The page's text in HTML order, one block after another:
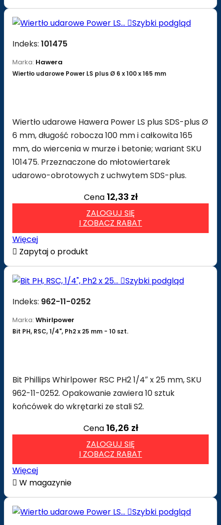
Szybki podgląd
Indeks: 101475
Marka: Hawera
Wiertło udarowe Power LS plus Ø 6 x 100 x 165 mm
Wiertło udarowe Hawera Power LS plus SDS-plus Ø
6 mm, długość robocza 100 mm i całkowita 165
mm, do wiercenia w murze i betonie; wariant SKU
101475. Przeznaczone do młotowiertarek
udarowo-obrotowych z uchwytem SDS-plus.
Cena 12,33 zł
ZALOGUJ SIĘ
I ZOBACZ RABAT
Więcej
 Zapytaj o produkt
Szybki podgląd
Indeks: 962-11-0252
Marka: Whirlpower
Bit PH, RSC, 1/4", Ph2 x 25 mm - 10 szt.
Bit Phillips Whirlpower RSC PH2 1/4″ x 25 mm, SKU
962-11-0252. Opakowanie zawiera 10 sztuk
końcówek do wkrętarki ze stali S2.
Cena 16,26 zł
ZALOGUJ SIĘ
I ZOBACZ RABAT
Więcej
 W magazynie
Szybki podgląd